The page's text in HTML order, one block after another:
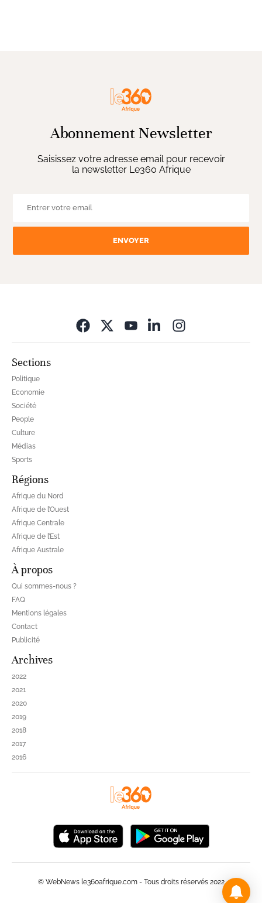
Abonnement Newsletter
Saisissez votre adresse email pour recevoir
la newsletter Le360 Afrique
ENVOYER
Sections
Politique
Economie
Société
People
Culture
Médias
Sports
Régions
Afrique du Nord
Afrique de l’Ouest
Afrique Centrale
Afrique de l’Est
Afrique Australe
À propos
Qui sommes-nous ?
FAQ
Mentions légales
Contact
Publicité
Archives
2022
2021
2020
2019
2018
2017
2016
© WebNews le360afrique.com - Tous droits réservés 2022